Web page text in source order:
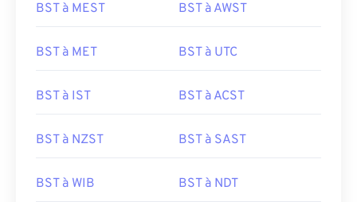
BST à MEST BST à AWST
BST à MET BST à UTC
BST à IST BST à ACST
BST à NZST BST à SAST
BST à WIB BST à NDT